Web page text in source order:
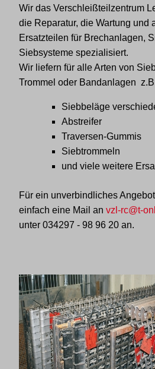
Wir das Verschleißteilzentrum
die Reparatur, die Wartung und
Ersatzteilen für Brechanlagen,
Siebsysteme spezialisiert.
Wir liefern für alle Arten von
Trommel oder Bandanlagen
Siebbeläge
Abstreifer
Traversen-Gummis
Siebtrommeln
und viele weitere
Für ein unverbindliches
einfach eine Mail an vzl-rc@t-
unter 034297 - 98 96 20an.